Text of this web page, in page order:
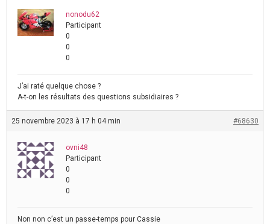
nonodu62
Participant
0
0
0
J’ai raté quelque chose ?
A-t-on les résultats des questions subsidiaires ?
25 novembre 2023 à 17 h 04 min #68630
ovni48
Participant
0
0
0
Non non c’est un passe-temps pour Cassie